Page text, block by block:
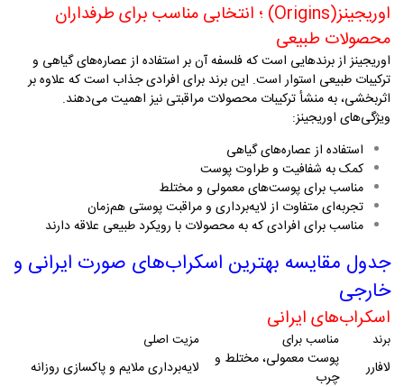
اوریجینز(Origins) ؛ انتخابی مناسب برای طرفداران
محصولات طبیعی
اوریجینز از برندهایی است که فلسفه آن بر استفاده از عصاره‌های گیاهی و
ترکیبات طبیعی استوار است. این برند برای افرادی جذاب است که علاوه بر
اثربخشی، به منشأ ترکیبات محصولات مراقبتی نیز اهمیت می‌دهند.
ویژگی‌های اوریجینز:
استفاده از عصاره‌های گیاهی
کمک به شفافیت و طراوت پوست
مناسب برای پوست‌های معمولی و مختلط
تجربه‌ای متفاوت از لایه‌برداری و مراقبت پوستی هم‌زمان
مناسب برای افرادی که به محصولات با رویکرد طبیعی علاقه دارند
جدول مقایسه بهترین اسکراب‌های صورت ایرانی و
خارجی
اسکراب‌های ایرانی
برند مناسب برای مزیت اصلی
لافارر
پوست معمولی، مختلط و
چرب
لایه‌برداری ملایم و پاکسازی روزانه